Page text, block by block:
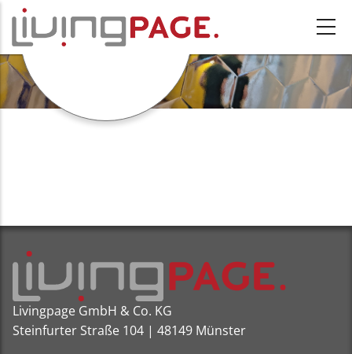
Direkt zum Inhalt
LOGO & ICON
Livingpage GmbH & Co. KG
Steinfurter Straße 104 | 48149 Münster